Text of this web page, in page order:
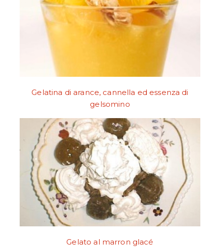
Gelatina di arance, cannella ed essenza di
gelsomino
Gelato al marron glacé